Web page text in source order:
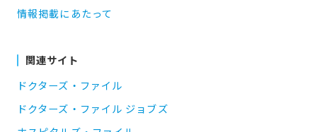
情報掲載にあたって
関連サイト
ドクターズ・ファイル
ドクターズ・ファイル ジョブズ